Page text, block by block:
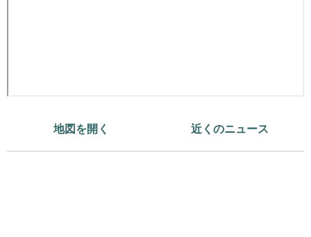
地図を開く 近くのニュース